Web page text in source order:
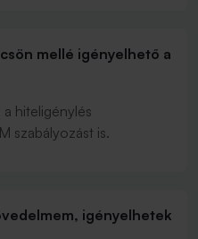
mellé igényelhető a
hiteligénylés
szabályozást is.
igényelhetek